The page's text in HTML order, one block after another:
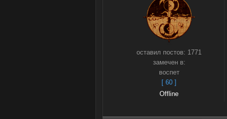
оставил постов: 1771
замечен в:
воспет
[ 60 ]
Offline